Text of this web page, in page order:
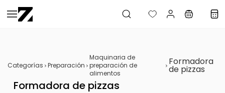
Saltar al
contenido
Categorías Preparación
Maquinaria de
preparación de
alimentos
Formadora
de pizzas
Formadora de pizzas